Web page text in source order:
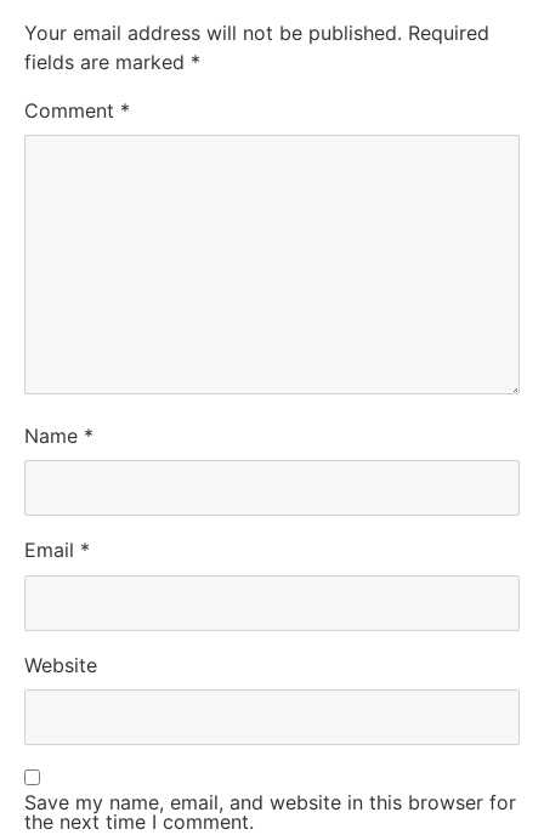
Your email address will not be published. Required
fields are marked *
Comment *
Name *
Email *
Website
Save my name, email, and website in this browser for
the next time I comment.